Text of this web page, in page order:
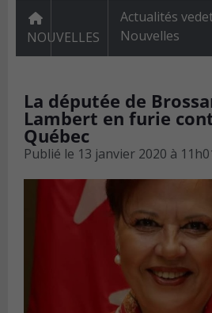
NOUVELLES
Actualités
Nouvelles
La députée de
Lambert en furie
Québec
Publié le 13 janvier 2020 à